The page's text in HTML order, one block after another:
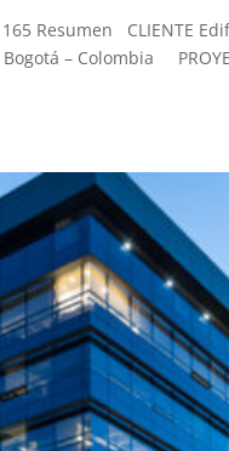
Resumen CLIENTE
– Colombia